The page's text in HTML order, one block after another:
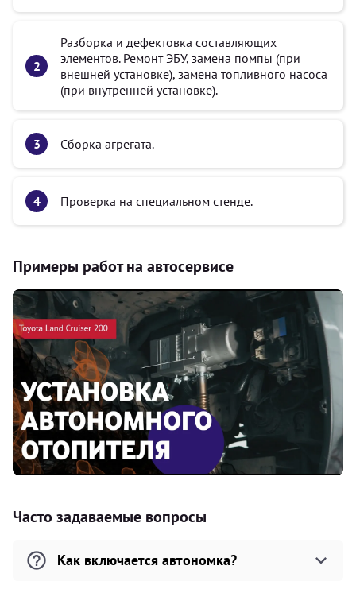
Разборка и дефектовка составляющих
элементов. Ремонт ЭБУ, замена помпы (при
внешней установке), замена топливного насоса
(при внутренней установке).
Сборка агрегата.
Проверка на специальном стенде.
Примеры работ на автосервисе
Часто задаваемые вопросы
Как включается автономка?